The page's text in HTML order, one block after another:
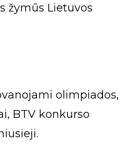
žymūs Lietuvos
olimpiados,
BTV konkurso